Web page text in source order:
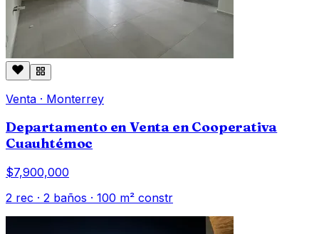
Venta · Monterrey
Departamento en Venta en Cooperativa
Cuauhtémoc
$7,900,000
2 rec · 2 baños · 100 m² constr